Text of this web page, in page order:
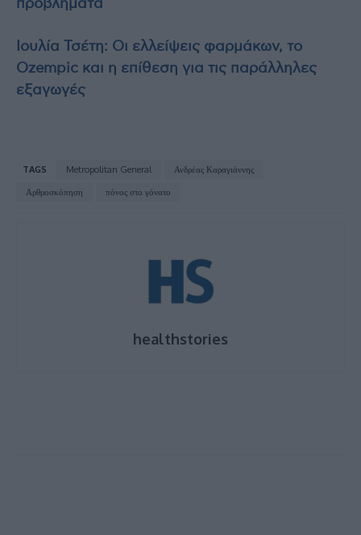
προβλήματα
Ιουλία Τσέτη: Οι ελλείψεις φαρμάκων, το
Ozempic και η επίθεση για τις παράλληλες
εξαγωγές
TAGS Metropolitan General
Ανδρέας Καραγιάννης
Αρθροσκόπηση
πόνος στο γόνατο
healthstories